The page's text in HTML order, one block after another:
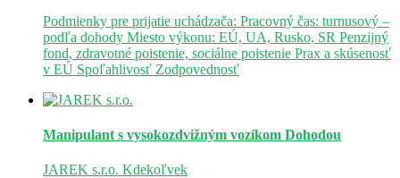
Podmienky pre prijatie uchádzača: Pracovný čas: turnusový –
podľa dohody Miesto výkonu: EÚ, UA, Rusko, SR Penzijný
fond, zdravotné poistenie, sociálne poistenie Prax a skúsenosť
v EÚ Spoľahlivosť Zodpovednosť
Manipulant s vysokozdvižným vozíkom Dohodou
JAREK s.r.o. Kdekoľvek